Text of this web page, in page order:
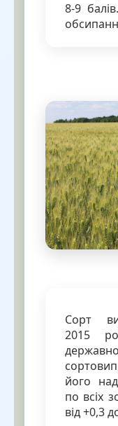
8-9
Сорт
2015
його
по всіх
від +0,3